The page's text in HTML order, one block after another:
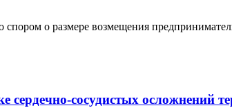
спором о размере возмещения
сердечно-сосудистых осложнений